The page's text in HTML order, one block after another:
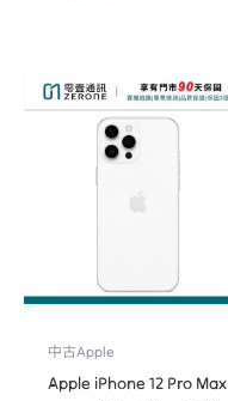
中古Apple
Apple iPhone 12 Pro Max